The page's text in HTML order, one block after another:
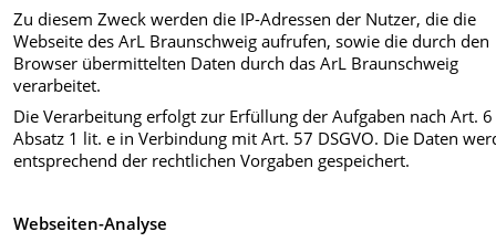
Zu diesem Zweck werden die IP-Adressen der Nutzer, die die
Webseite des ArL Braunschweig aufrufen, sowie die durch den
Browser übermittelten Daten durch das ArL Braunschweig
verarbeitet.
Die Verarbeitung erfolgt zur Erfüllung der Aufgaben nach Art. 6
Absatz 1 lit. e in Verbindung mit Art. 57 DSGVO. Die Daten
entsprechend der rechtlichen Vorgaben gespeichert.
Webseiten-Analyse